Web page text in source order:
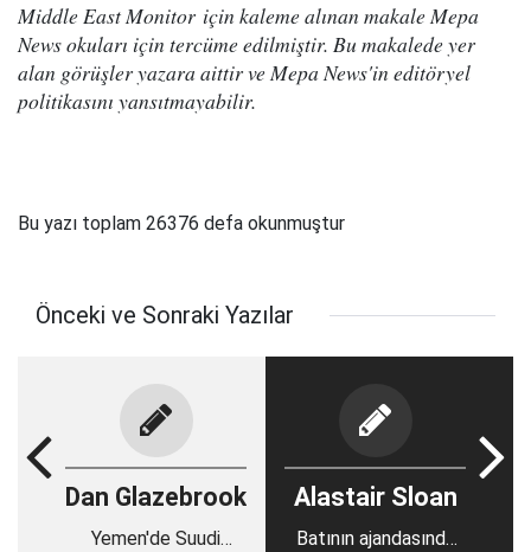
Middle East Monitor için kaleme alınan makale Mepa
News okuları için tercüme edilmiştir. Bu makalede yer
alan görüşler yazara aittir ve Mepa News'in editöryel
politikasını yansıtmayabilir.
Bu yazı toplam 26376 defa okunmuştur
Önceki ve Sonraki Yazılar
Dan Glazebrook
Yemen'de Suudi
Alastair Sloan
Batının ajandasında